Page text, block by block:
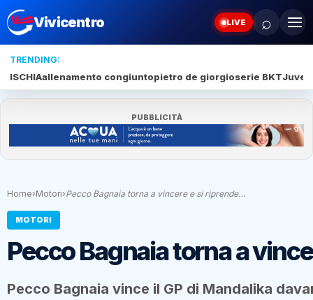
Vivicentro LIVE ⌕
TRENDING:
ISCHIAallenamento congiuntopietro de giorgioserie BKTJuve
PUBBLICITÀ
Home›Motori›Pecco Bagnaia torna a vincere e si riprende…
MOTORI
Pecco Bagnaia torna a
Pecco Bagnaia vince il GP di Mandalika